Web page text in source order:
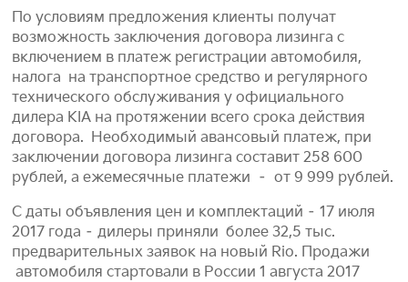
По условиям предложения клиенты получат
возможность заключения договора лизинга с
включением в платеж регистрации автомобиля,
налога на транспортное средство и регулярного
технического обслуживания у официального
дилера KIA на протяжении всего срока действия
договора. Необходимый авансовый платеж, при
заключении договора лизинга составит 258 600
рублей, а ежемесячные платежи – от 9 999 рублей.
С даты объявления цен и комплектаций – 17 июля
2017 года – дилеры приняли более 32,5 тыс.
предварительных заявок на новый Rio. Продажи
автомобиля стартовали в России 1 августа 2017